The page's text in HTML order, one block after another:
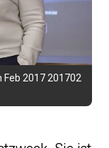
Feb 2017 201702